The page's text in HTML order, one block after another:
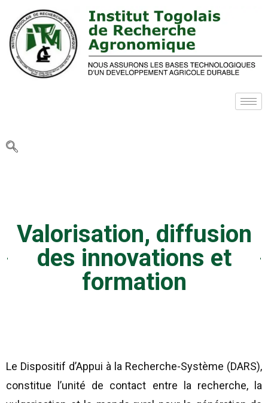
Valorisation, diffusion
des innovations et
formation
Le Dispositif d’Appui à la Recherche-Système (DARS),
constitue l’unité de contact entre la recherche, la